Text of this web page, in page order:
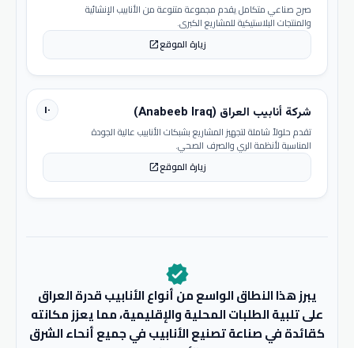
صرح صناعي متكامل يقدم مجموعة متنوعة من الأنابيب الإنشائية
والمنتجات البلاستيكية للمشاريع الكبرى.
زيارة الموقعopen_in_new
١٠ شركة أنابيب العراق (Anabeeb Iraq)
تقدم حلولاً شاملة لتجهيز المشاريع بشبكات الأنابيب عالية الجودة
المناسبة لأنظمة الري والصرف الصحي.
زيارة الموقعopen_in_new
verified
يبرز هذا النطاق الواسع من أنواع الأنابيب قدرة العراق
على تلبية الطلبات المحلية والإقليمية، مما يعزز مكانته
كقائدة في صناعة تصنيع الأنابيب في جميع أنحاء الشرق